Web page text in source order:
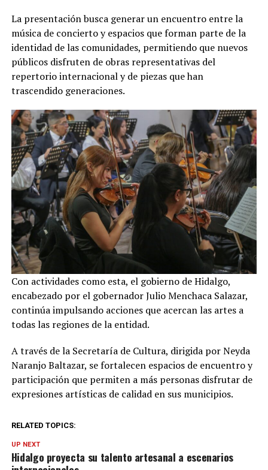
La presentación busca generar un encuentro entre la
música de concierto y espacios que forman parte de la
identidad de las comunidades, permitiendo que nuevos
públicos disfruten de obras representativas del
repertorio internacional y de piezas que han
trascendido generaciones.
Con actividades como esta, el gobierno de Hidalgo,
encabezado por el gobernador Julio Menchaca Salazar,
continúa impulsando acciones que acercan las artes a
todas las regiones de la entidad.
A través de la Secretaría de Cultura, dirigida por Neyda
Naranjo Baltazar, se fortalecen espacios de encuentro y
participación que permiten a más personas disfrutar de
expresiones artísticas de calidad en sus municipios.
RELATED TOPICS:
UP NEXT
Hidalgo proyecta su talento artesanal a escenarios